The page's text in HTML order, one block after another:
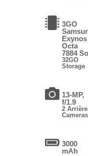
3GO
Exynos
Octa
7884
32GO
Storage
13-MP,
f/1.9
2 Arrière
Cameras
3000
mAh